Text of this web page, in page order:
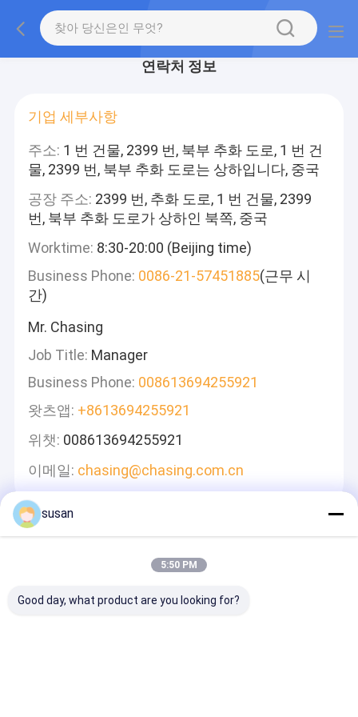
연락처 정보
기업 세부사항
주소: 1 번 건물, 2399 번, 북부 추화 도로, 1 번 건
물, 2399 번, 북부 추화 도로는 상하입니다, 중국
공장 주소: 2399 번, 추화 도로, 1 번 건물, 2399
번, 북부 추화 도로가 상하인 북쪽, 중국
Worktime: 8:30-20:00 (Beijing time)
Business Phone: 0086-21-57451885(근무 시
간)
Mr. Chasing
Job Title: Manager
Business Phone: 008613694255921
왓츠앱: +8613694255921
위챗: 008613694255921
이메일: chasing@chasing.com.cn
메시지를 남겨주세요
신속하게 답변 드리겠습니다
susan
5:50 PM
Good day, what product are you looking for?